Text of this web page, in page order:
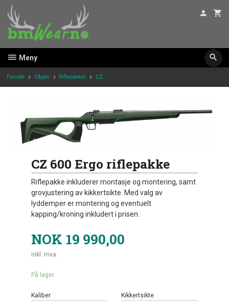
innholdet
Meny
Forside Våpen Riflepakker CZ
CZ 600 Ergo riflepakke
Riflepakke inkluderer montasje og montering, samt
grovjustering av kikkertsikte. Med valg av
lyddemper er montering og eventuelt
kapping/kroning inkludert i prisen.
NOK 19 990,00
inkl. mva.
På lager
Kaliber Kikkertsikte